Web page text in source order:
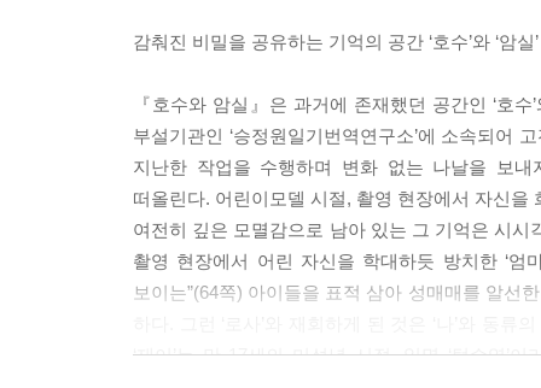
감춰진 비밀을 공유하는 기억의 공간 ‘호수’와 ‘암실’
『호수와 암실』은 과거에 존재했던 공간인 ‘호
부설기관인 ‘승정원일기번역연구소’에 소속되어
지난한 작업을 수행하며 변화 없는 나날을 보
떠올린다. 어린이모델 시절, 촬영 현장에서 자신
여전히 깊은 모멸감으로 남아 있는 그 기억은 시시
촬영 현장에서 어린 자신을 학대하듯 방치한 ‘엄
보이는”(64쪽) 아이들을 표적 삼아 성매매를 알선
‘재이’는 만 17세의 미성년 시절, 일명 ‘턱수염’